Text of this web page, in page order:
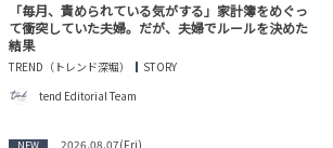
「毎月、責められている気がする」家計簿をめぐっ
て衝突していた夫婦。だが、夫婦でルールを決めた
結果
TREND（トレンド深堀）
STORY
tend Editorial Team
2026.08.07(Fri)